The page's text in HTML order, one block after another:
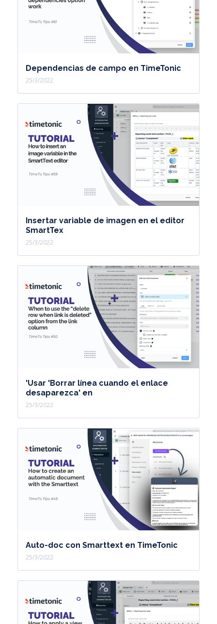
Dependencias de campo en TimeTonic
25/3/2022
Insertar variable de imagen en el editor
SmartTex
25/3/2022
'Usar 'Borrar línea cuando el enlace
desaparezca' en
25/3/2022
Auto-doc con Smarttext en TimeTonic
25/3/2022